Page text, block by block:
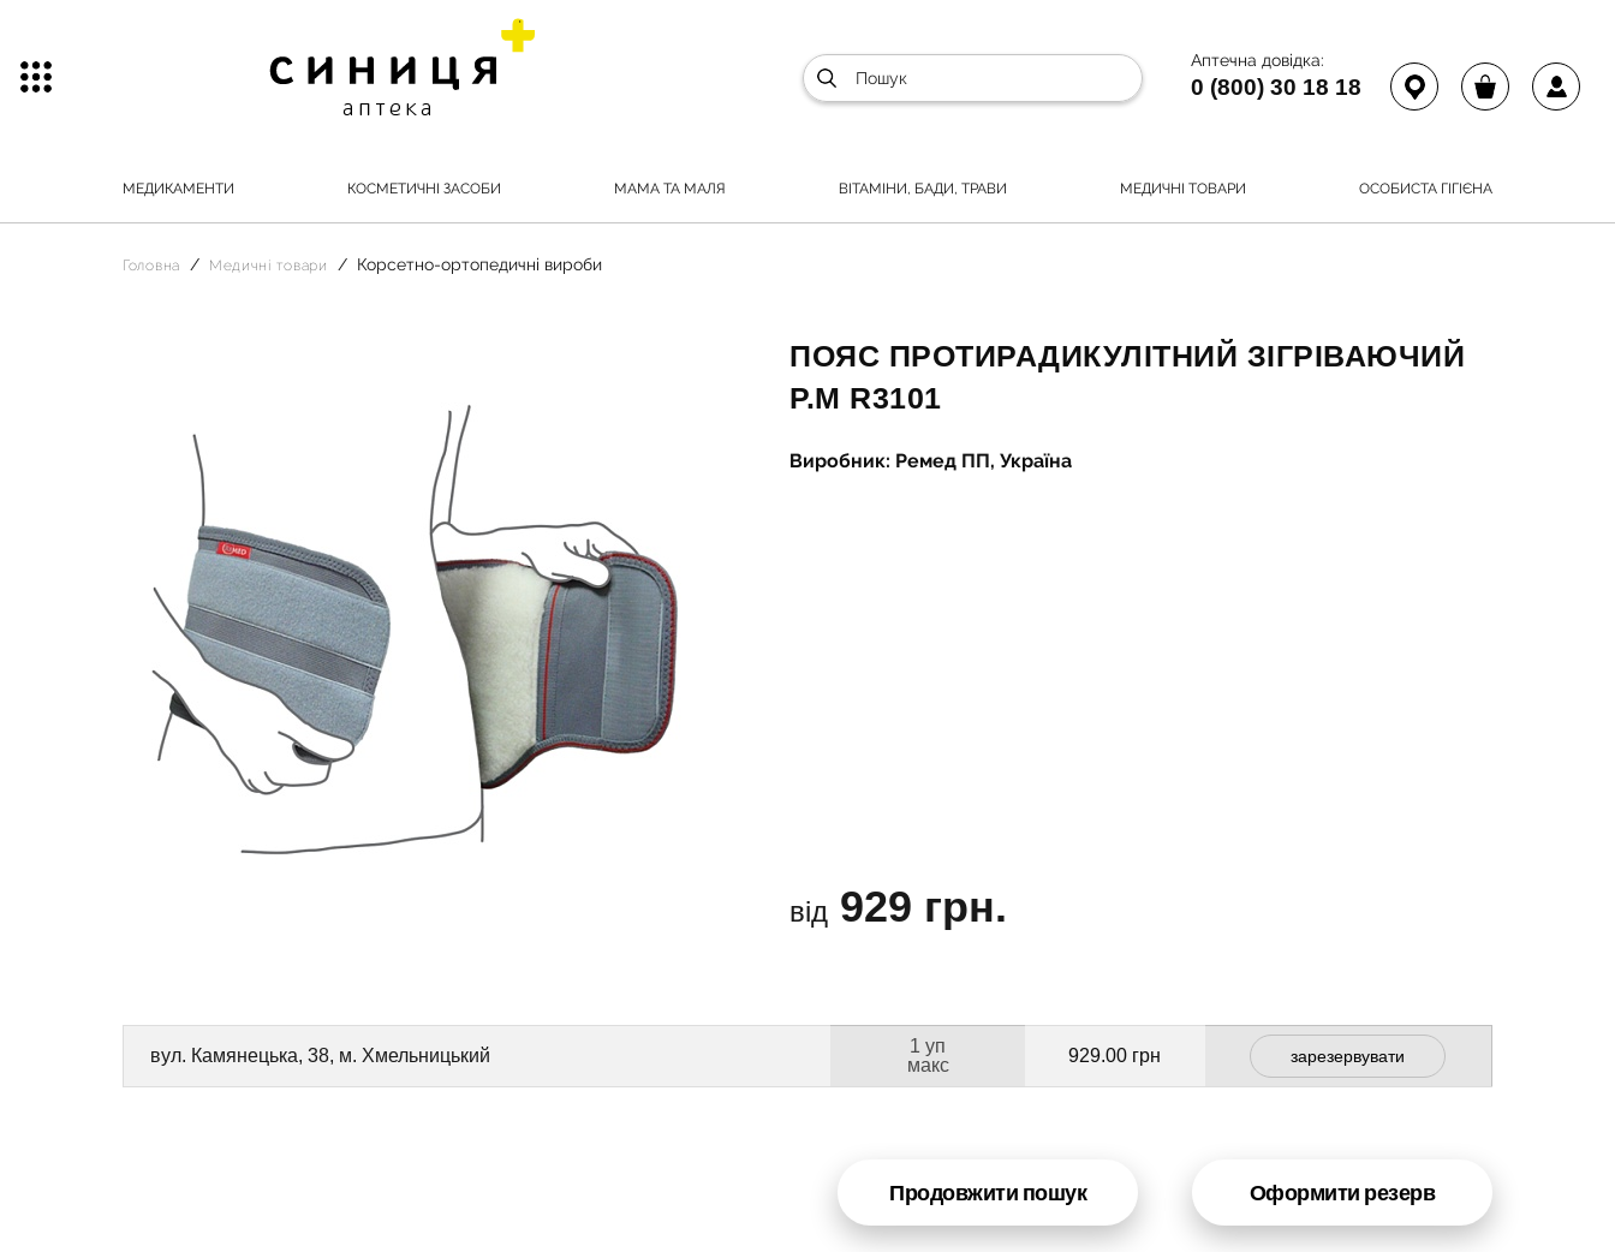
Аптечна довідка:
0 (800) 30 18 18
МЕДИКАМЕНТИ КОСМЕТИЧНІ ЗАСОБИ МАМА ТА МАЛЯ ВІТАМІНИ, БАДИ, ТРАВИ МЕДИЧНІ ТОВАРИ ОСОБИСТА ГІГІЄНА
Головна Медичні товари Корсетно-ортопедичні вироби
ПОЯС ПРОТИРАДИКУЛІТНИЙ ЗІГРІВАЮЧИЙ
Р.M R3101
Виробник: Ремед ПП, Україна
від 929 грн.
вул. Камянецька, 38, м. Хмельницький
1 уп
макс
929.00 грн зарезервувати
Продовжити пошук Оформити резерв